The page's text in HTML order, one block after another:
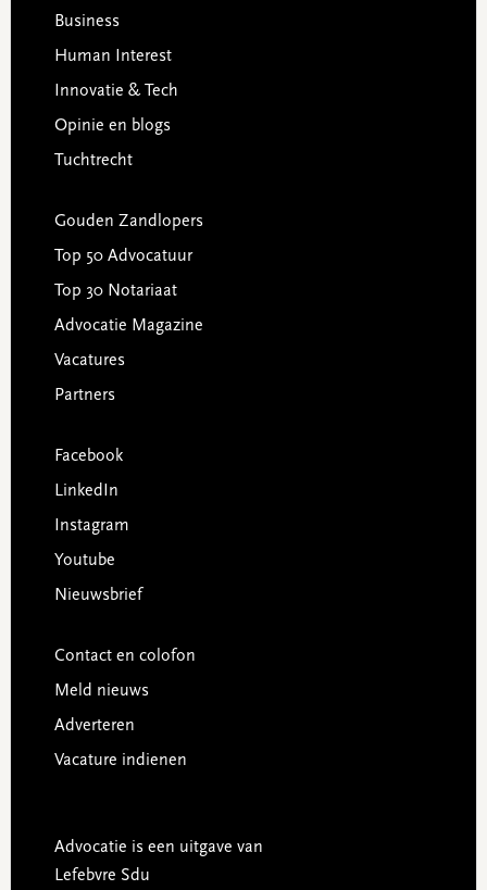
Business
Human Interest
Innovatie & Tech
Opinie en blogs
Tuchtrecht
Gouden Zandlopers
Top 50 Advocatuur
Top 30 Notariaat
Advocatie Magazine
Vacatures
Partners
Facebook
LinkedIn
Instagram
Youtube
Nieuwsbrief
Contact en colofon
Meld nieuws
Adverteren
Vacature indienen
Advocatie is een uitgave van
Lefebvre Sdu